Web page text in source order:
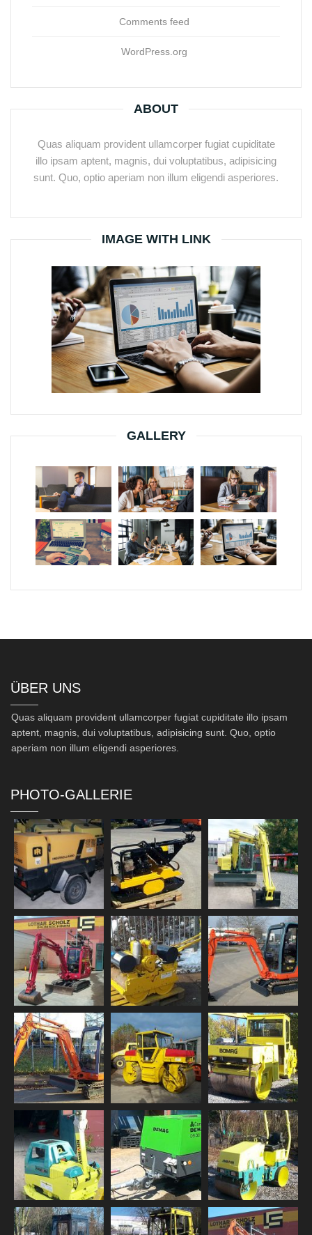
Comments feed
WordPress.org
ABOUT
Quas aliquam provident ullamcorper fugiat cupiditate
illo ipsam aptent, magnis, dui voluptatibus, adipisicing
sunt. Quo, optio aperiam non illum eligendi asperiores.
IMAGE WITH LINK
GALLERY
ÜBER UNS
Quas aliquam provident ullamcorper fugiat cupiditate illo ipsam
aptent, magnis, dui voluptatibus, adipisicing sunt. Quo, optio
aperiam non illum eligendi asperiores.
PHOTO-GALLERIE